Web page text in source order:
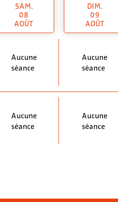
SAM.
08
AOÛT
Aucune
séance
Aucune
séance
DIM.
09
AOÛT
Aucune
séance
Aucune
séance